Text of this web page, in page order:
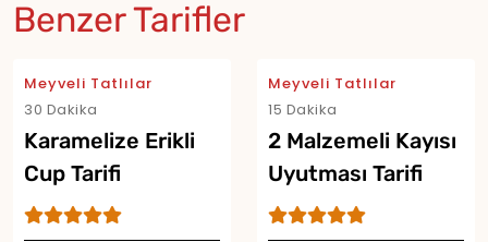
Benzer Tarifler
Meyveli Tatlılar
30 Dakika
Karamelize Erikli
Cup Tarifi
Meyveli Tatlılar
15 Dakika
2 Malzemeli Kayısı
Uyutması Tarifi